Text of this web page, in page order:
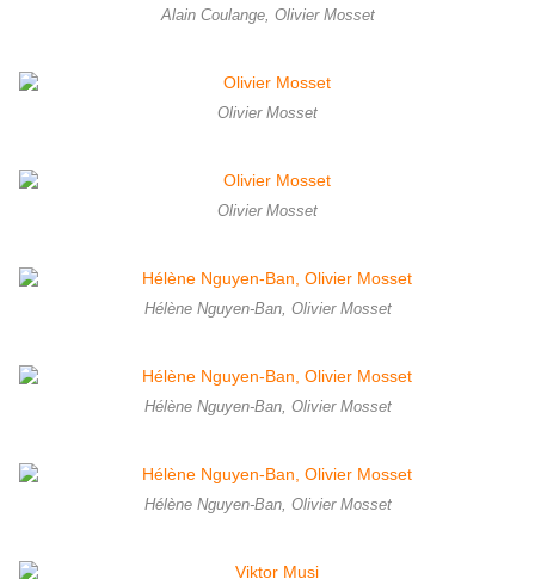
Alain Coulange, Olivier Mosset
Olivier Mosset
Olivier Mosset
Hélène Nguyen-Ban, Olivier Mosset
Hélène Nguyen-Ban, Olivier Mosset
Hélène Nguyen-Ban, Olivier Mosset